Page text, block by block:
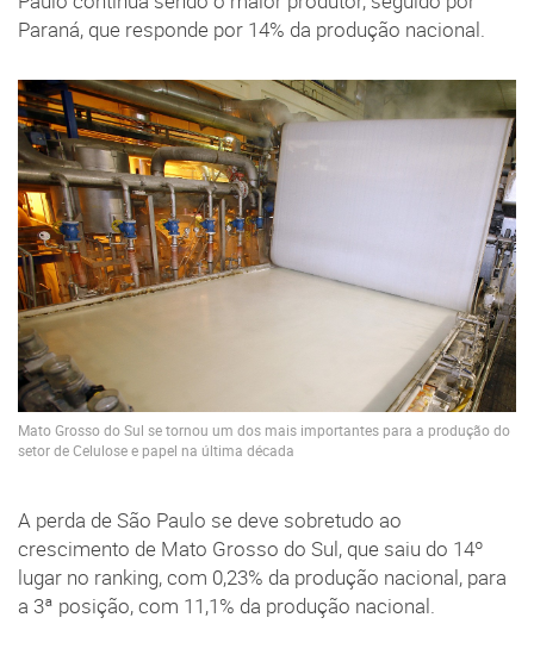
Paraná, que responde por 14% da produção nacional.
Mato Grosso do Sul se tornou um dos mais importantes para a produção do
setor de Celulose e papel na última década
A perda de São Paulo se deve sobretudo ao
crescimento de Mato Grosso do Sul, que saiu do 14º
lugar no ranking, com 0,23% da produção nacional, para
a 3ª posição, com 11,1% da produção nacional.